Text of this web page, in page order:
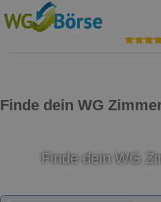
Finde dein WG
Finde dein WG